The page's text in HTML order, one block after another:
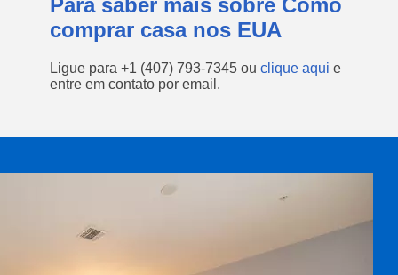
Para saber mais sobre Como
comprar casa nos EUA
Ligue para +1 (407) 793-7345 ou clique aqui e
entre em contato por email.